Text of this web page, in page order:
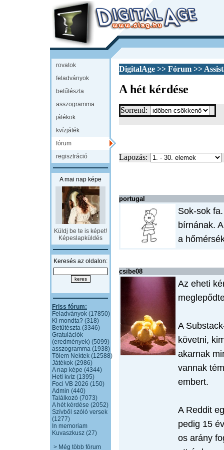
rovatok
feladványok
betűtészta
asszogramma
játékok
kvízjáték
fórum
regisztráció
A mai nap képe
Küldj be te is képet!
Képeslapküldés
Keresés az oldalon:
Friss fórum:
Feladványok (17850)
Ki mondta? (318)
Betűtészta (3346)
Gratulációk
(eredmények) (5099)
asszogramma (1938)
Tőlem Nektek (12588)
Játékok (2986)
A nap képe (4344)
Heti kvíz (1395)
Foci VB 2026 (150)
Admin (440)
Találkozó (7073)
A hét kérdése (2052)
Szívből szóló versek
(1277)
In memoriam
Kuvaszkusz (27)
> Még több fórum
DigitalAge >> Fórum >>
A hét kérdése
Sorrend:
Lapozás:
portugal
Sok-sok
bírnának.
a
csibe08
Az eheti
A
követni,
akarnak
vannak
embert.
A Reddit
pedig 15
os arány